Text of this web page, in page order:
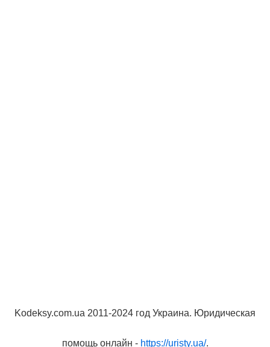
Kodeksy.com.ua 2011-2024 год Украина. Юридическая
помощь онлайн - https://uristy.ua/.